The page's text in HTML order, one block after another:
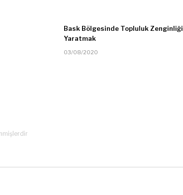
Bask Bölgesinde Topluluk Zenginliği
Yaratmak
03/08/2020